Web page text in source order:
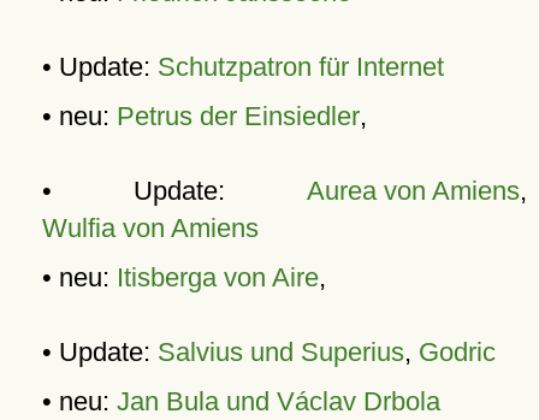
• Update: Schutzpatron für Internet
• neu: Petrus der Einsiedler,
• Update: Aurea von Amiens,
Wulfia von Amiens
• neu: Itisberga von Aire,
• Update: Salvius und Superius, Godric
• neu: Jan Bula und Václav Drbola